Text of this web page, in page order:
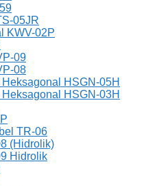
05JR
KWV-02P
09
08
HSGN-05H
HSGN-03H
TR-06
(Hidrolik)
Hidrolik